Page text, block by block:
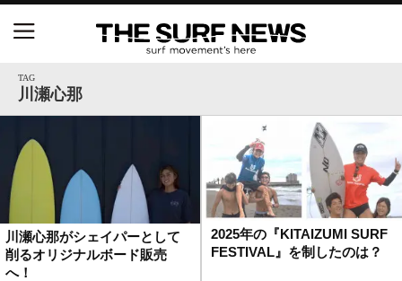
TAG
川瀬心那
川瀬心那がシェイパーとして
削るオリジナルボード販売
へ！
2025年の『KITAIZUMI SURF
FESTIVAL』を制したのは？
【五十嵐カノア独占インタビュー】旧友レオ、ジャ
ックとの豪華プライベートセッション
S.ONE ショート＆ロング開幕戦・現地リポート（高
橋みなと）
ニュース